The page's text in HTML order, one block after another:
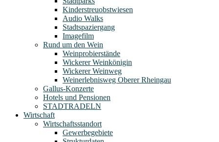
Kinderstreuobstwiesen
Audio Walks
Stadtspaziergang
Imagefilm
Rund um den Wein
Weinprobierstände
Wickerer Weinkönigin
Wickerer Weinweg
Weinerlebnisweg Oberer Rheingau
Gallus-Konzerte
Hotels und Pensionen
STADTRADELN
Wirtschaft
Wirtschaftsstandort
Gewerbegebiete